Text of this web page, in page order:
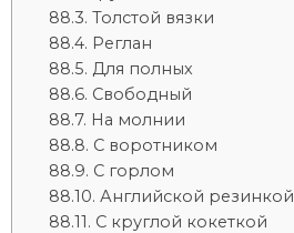
Толстой вязки
Реглан
Для полных
Свободный
На молнии
С воротником
С горлом
Английской резинкой
С круглой кокеткой